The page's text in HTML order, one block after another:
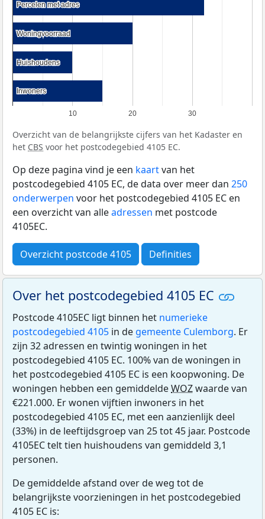
10 20 30
Percelen met adres
Percelen met adres
Woningvoorraad
Woningvoorraad
Huishoudens
Huishoudens
Inwoners
Inwoners
Overzicht van de belangrijkste cijfers van het Kadaster en
het CBS voor het postcodegebied 4105 EC.
Op deze pagina vind je een kaartvan het
postcodegebied 4105 EC, de data over meer dan 250
onderwerpen voor het postcodegebied 4105 EC en
een overzicht van alleadressen met postcode
4105EC.
Overzicht postcode 4105 Definities
Over het postcodegebied 4105 EC
Postcode 4105EC ligt binnen het numerieke
postcodegebied 4105 in de gemeente Culemborg. Er
zijn 32 adressen en twintig woningen in het
postcodegebied 4105 EC. 100% van de woningen in
het postcodegebied 4105 EC is een koopwoning. De
woningen hebben een gemiddeldeWOZwaarde van
€221.000. Er wonen vijftien inwoners in het
postcodegebied 4105 EC, met een aanzienlijk deel
(33%) in de leeftijdsgroep van 25 tot 45 jaar. Postcode
4105EC telt tien huishoudens van gemiddeld 3,1
personen.
De gemiddelde afstand over de weg tot de
belangrijkste voorzieningen in het postcodegebied
4105 EC is: